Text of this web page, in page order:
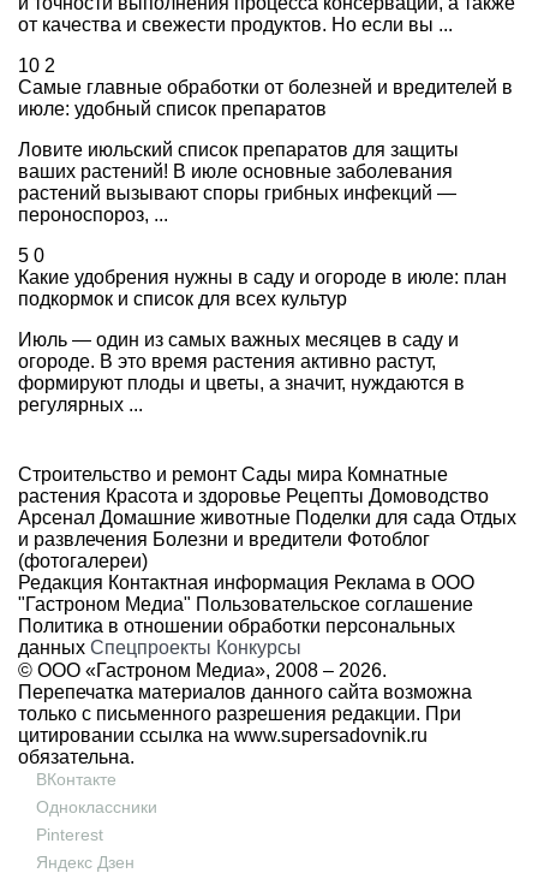
от качества и свежести продуктов. Но если вы ...
10 2
Самые главные обработки от болезней и вредителей в
июле: удобный список препаратов
Ловите июльский список препаратов для защиты
ваших растений! В июле основные заболевания
растений вызывают споры грибных инфекций —
пероноспороз, ...
5 0
Какие удобрения нужны в саду и огороде в июле: план
подкормок и список для всех культур
Июль — один из самых важных месяцев в саду и
огороде. В это время растения активно растут,
формируют плоды и цветы, а значит, нуждаются в
регулярных ...
Строительство и ремонт Сады мира Комнатные
растения Красота и здоровье Рецепты Домоводство
Арсенал Домашние животные Поделки для сада Отдых
и развлечения Болезни и вредители Фотоблог
(фотогалереи)
Редакция Контактная информация Реклама в ООО
"Гастроном Медиа" Пользовательское соглашение
Политика в отношении обработки персональных
данных Спецпроекты Конкурсы
© ООО «Гастроном Медиа», 2008 – 2026.
Перепечатка материалов данного сайта возможна
только с письменного разрешения редакции. При
цитировании ссылка на www.supersadovnik.ru
обязательна.
ВКонтакте
Одноклассники
Pinterest
Яндекс Дзен